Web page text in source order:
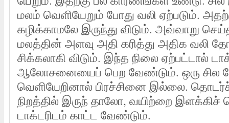
மலம் வெளியேறும் போது வலி ஏற்படும்.
கழிக்காமலே இருந்து விடும். அவ்வாறு
மலத்தின் அளவு அதி கரித்து அதிக வலி
சிக்கலாகி விடும். இந்த நிலை ஏற்பட்டால்
ஆலோசனையைப் பெற வேண்டும். ஒரு சில
வெளியேறினால் பிரச்சினை இல்லை.
நிறத்தில் இருந் தாலோ, வயிற்றை
டாக்டரிடம் காட்ட வேண்டும்.